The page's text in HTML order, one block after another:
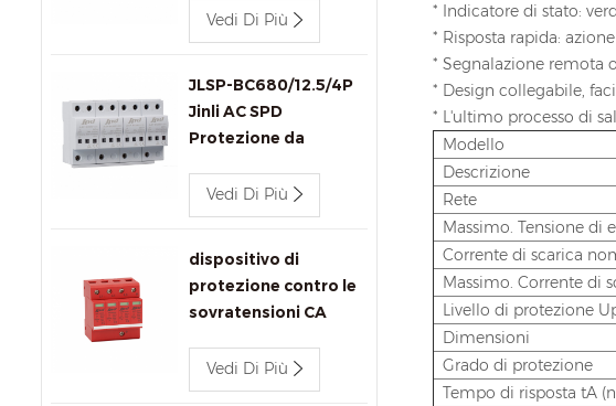
connettori per
trasformatori.
Vedi Di Più
JLSP-BC680/12.5/4P
Jinli AC SPD
Protezione da
Vedi Di Più
dispositivo di
protezione contro le
sovratensioni CA
JLSP-GA440/80/4P
Vedi Di Più
* Indicatore di stato:
* Risposta rapida:
* Segnalazione remota
* Design collegabile,
* L'ultimo processo di
Modello
Descrizione
Rete
Massimo. Tensione di
Corrente di scarica
Massimo. Corrente di
Livello di protezione
Dimensioni
Grado di protezione
Tempo di risposta tA